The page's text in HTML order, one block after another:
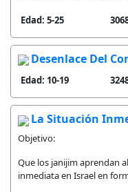
Edad: 5-25
Desenlace Del
Edad: 10-19
La Situación
Objetivo:
Que los janijim aprendan
inmediata en Israel en